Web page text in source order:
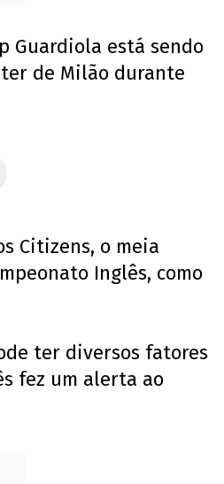
Guardiola está sendo
de Milão durante
Citizens, o meia
Inglês, como
ter diversos fatores
fez um alerta ao